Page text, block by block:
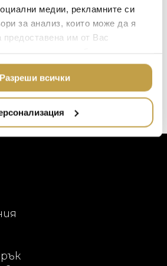
медии, рекламните си
за анализ, които може да я
предоставена им от Вас
страна на услугите им.
Разреши всички
ИЗКУСТВО И КНИГИ
ВИСОК КЛАС
МЕБЕЛИ
ПОДАРЪЦИ
ASSOULINE
SELETTI
DOLCE & GABBANA
ETHNICRAFT
ZUIVER
DUTCHBONE